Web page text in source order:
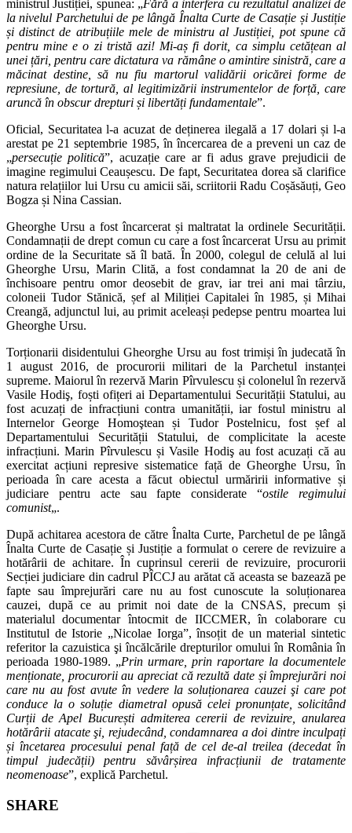
ministrul Justiției, spunea: „Fără a interfera cu rezultatul analizei de
la nivelul Parchetului de pe lângă Înalta Curte de Casație și Justiție
și distinct de atribuțiile mele de ministru al Justiției, pot spune că
pentru mine e o zi tristă azi! Mi-aș fi dorit, ca simplu cetățean al
unei țări, pentru care dictatura va rămâne o amintire sinistră, care a
măcinat destine, să nu fiu martorul validării oricărei forme de
represiune, de tortură, al legitimizării instrumentelor de forță, care
aruncă în obscur drepturi și libertăți fundamentale”.
Oficial, Securitatea l-a acuzat de deținerea ilegală a 17 dolari și l-a
arestat pe 21 septembrie 1985, în încercarea de a preveni un caz de
„persecuție politică”, acuzație care ar fi adus grave prejudicii de
imagine regimului Ceaușescu. De fapt, Securitatea dorea să clarifice
natura relațiilor lui Ursu cu amicii săi, scriitorii Radu Coșăsăuți, Geo
Bogza și Nina Cassian.
Gheorghe Ursu a fost încarcerat și maltratat la ordinele Securității.
Condamnații de drept comun cu care a fost încarcerat Ursu au primit
ordine de la Securitate să îl bată. În 2000, colegul de celulă al lui
Gheorghe Ursu, Marin Clită, a fost condamnat la 20 de ani de
închisoare pentru omor deosebit de grav, iar trei ani mai târziu,
coloneii Tudor Stănică, șef al Miliției Capitalei în 1985, și Mihai
Creangă, adjunctul lui, au primit aceleași pedepse pentru moartea lui
Gheorghe Ursu.
Torționarii disidentului Gheorghe Ursu au fost trimiși în judecată în
1 august 2016, de procurorii militari de la Parchetul instanței
supreme. Maiorul în rezervă Marin Pîrvulescu și colonelul în rezervă
Vasile Hodiş, foști ofițeri ai Departamentului Securității Statului, au
fost acuzați de infracțiuni contra umanității, iar fostul ministru al
Internelor George Homoştean și Tudor Postelnicu, fost șef al
Departamentului Securității Statului, de complicitate la aceste
infracțiuni. Marin Pîrvulescu și Vasile Hodiş au fost acuzați că au
exercitat acțiuni represive sistematice față de Gheorghe Ursu, în
perioada în care acesta a făcut obiectul urmăririi informative și
judiciare pentru acte sau fapte considerate “ostile regimului
comunist„.
După achitarea acestora de către Înalta Curte, Parchetul de pe lângă
Înalta Curte de Casație și Justiție a formulat o cerere de revizuire a
hotărârii de achitare. În cuprinsul cererii de revizuire, procurorii
Secției judiciare din cadrul PÎCCJ au arătat că aceasta se bazează pe
fapte sau împrejurări care nu au fost cunoscute la soluționarea
cauzei, după ce au primit noi date de la CNSAS, precum și
materialul documentar întocmit de IICCMER, în colaborare cu
Institutul de Istorie „Nicolae Iorga”, însoțit de un material sintetic
referitor la cazuistica şi încălcările drepturilor omului în România în
perioada 1980-1989. „Prin urmare, prin raportare la documentele
menționate, procurorii au apreciat că rezultă date și împrejurări noi
care nu au fost avute în vedere la soluționarea cauzei şi care pot
conduce la o soluție diametral opusă celei pronunțate, solicitând
Curții de Apel București admiterea cererii de revizuire, anularea
hotărârii atacate şi, rejudecând, condamnarea a doi dintre inculpați
și încetarea procesului penal față de cel de-al treilea (decedat în
timpul judecății) pentru săvârșirea infracțiunii de tratamente
neomenoase”, explică Parchetul.
SHARE